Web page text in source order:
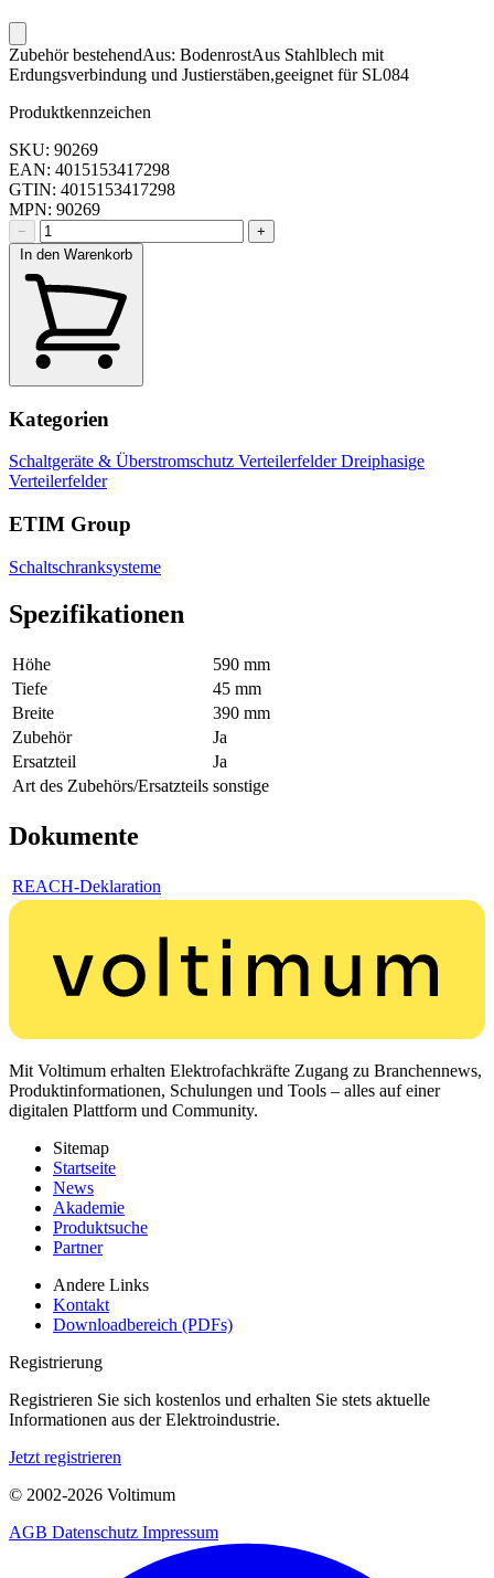
Zubehör bestehendAus: BodenrostAus Stahlblech mit
Erdungsverbindung und Justierstäben,geeignet für SL084
Produktkennzeichen
SKU: 90269
EAN: 4015153417298
GTIN: 4015153417298
MPN: 90269
−
+
In den Warenkorb
Kategorien
Schaltgeräte & Überstromschutz VerteilerfelderDreiphasige
Verteilerfelder
ETIM Group
Schaltschranksysteme
Spezifikationen
Höhe
590 mm
Tiefe
45 mm
Breite
390 mm
Zubehör
Ja
Ersatzteil
Ja
Art des Zubehörs/Ersatzteils sonstige
Dokumente
REACH-Deklaration
Mit Voltimum erhalten Elektrofachkräfte Zugang zu Branchennews,
Produktinformationen, Schulungen und Tools – alles auf einer
digitalen Plattform und Community.
Sitemap
Startseite
News
Akademie
Produktsuche
Partner
Andere Links
Kontakt
Downloadbereich (PDFs)
Registrierung
Registrieren Sie sich kostenlos und erhalten Sie stets aktuelle
Informationen aus der Elektroindustrie.
Jetzt registrieren
© 2002-2026 Voltimum
AGB Datenschutz Impressum